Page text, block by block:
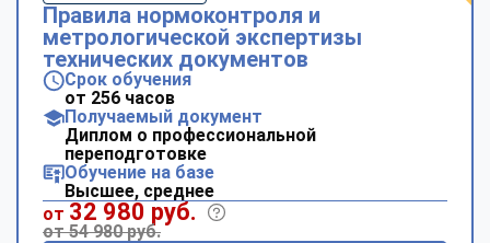
Правила нормоконтроля и
метрологической экспертизы
технических документов
Срок обучения
от 256 часов
Получаемый документ
Диплом о профессиональной
переподготовке
Обучение на базе
Высшее, среднее
от 32 980 руб.
от 54 980 руб.